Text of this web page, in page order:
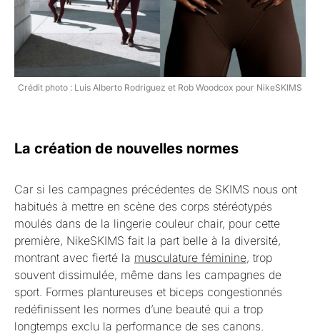
Crédit photo : Luis Alberto Rodriguez et Rob Woodcox pour NikeSKIMS
La création de nouvelles normes
Car si les campagnes précédentes de SKIMS nous ont
habitués à mettre en scène des corps stéréotypés
moulés dans de la lingerie couleur chair, pour cette
première, NikeSKIMS fait la part belle à la diversité,
montrant avec fierté la musculature féminine, trop
souvent dissimulée, même dans les campagnes de
sport. Formes plantureuses et biceps congestionnés
redéfinissent les normes d’une beauté qui a trop
longtemps exclu la performance de ses canons.